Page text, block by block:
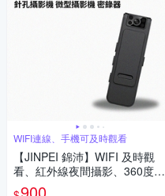
WIFI連線、手機可及時觀看
【JINPEI 錦沛】WIFI 及時觀
看、紅外線夜間攝影、360度旋
轉鏡頭、針孔攝影機 微型攝影